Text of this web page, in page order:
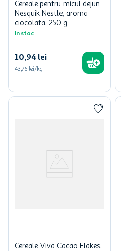
Cereale pentru micul dejun
Nesquik Nestle, aroma
ciocolata, 250 g
In stoc
10,94 lei
43,76 lei/kg
Cereale Viva Cacao Flakes,